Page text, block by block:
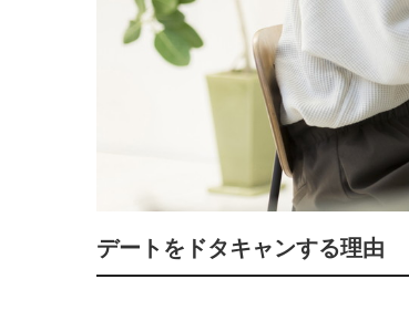
デートをドタキャンする理由